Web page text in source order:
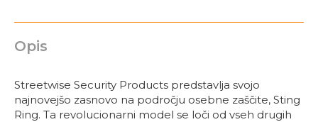
Opis
Streetwise Security Products predstavlja svojo
najnovejšo zasnovo na področju osebne zaščite, Sting
Ring. Ta revolucionarni model se loči od vseh drugih